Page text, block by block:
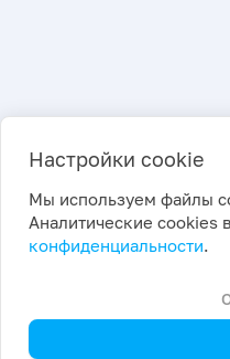
Настройки cookie
Мы используем файлы
Аналитические cookies
конфиденциальности.